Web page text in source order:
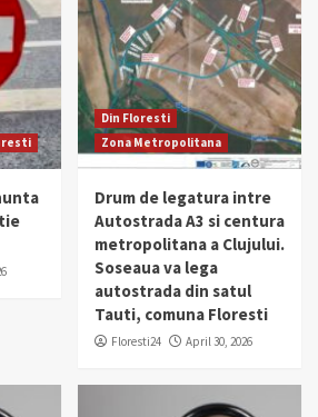
Din Floresti
Zona Metropolitana
Drum de legatura intre
Autostrada A3 si centura
metropolitana a Clujului.
Soseaua va lega
autostrada din satul
Tauti, comuna Floresti
Floresti24 April 30, 2026